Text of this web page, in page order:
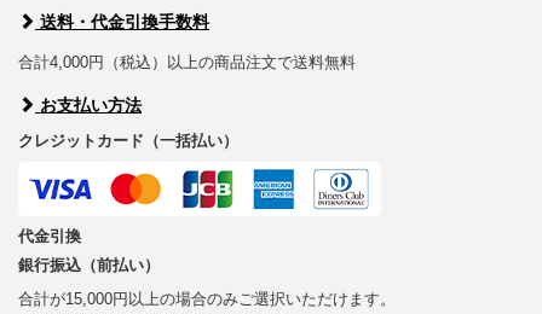
送料・代金引換手数料
合計4,000円（税込）以上の商品注文で送料無料
お支払い方法
クレジットカード（一括払い）
代金引換
銀行振込（前払い）
合計が15,000円以上の場合のみご選択いただけます。